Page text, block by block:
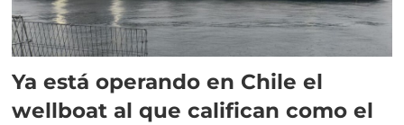
Ya está operando en Chile el
wellboat al que califican como el